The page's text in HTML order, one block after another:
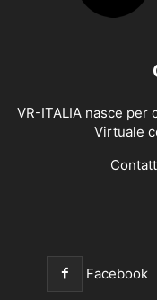
VR-ITALIA nasce per
Virtuale
Facebook